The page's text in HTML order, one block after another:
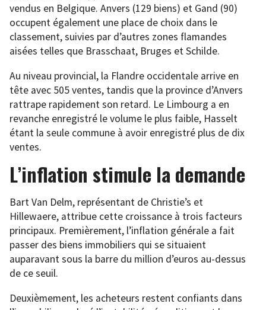
vendus en Belgique. Anvers (129 biens) et Gand (90)
occupent également une place de choix dans le
classement, suivies par d’autres zones flamandes
aisées telles que Brasschaat, Bruges et Schilde.
Au niveau provincial, la Flandre occidentale arrive en
tête avec 505 ventes, tandis que la province d’Anvers
rattrape rapidement son retard. Le Limbourg a en
revanche enregistré le volume le plus faible, Hasselt
étant la seule commune à avoir enregistré plus de dix
ventes.
L’inflation stimule la demande
Bart Van Delm, représentant de Christie’s et
Hillewaere, attribue cette croissance à trois facteurs
principaux. Premièrement, l’inflation générale a fait
passer des biens immobiliers qui se situaient
auparavant sous la barre du million d’euros au-dessus
de ce seuil.
Deuxièmement, les acheteurs restent confiants dans